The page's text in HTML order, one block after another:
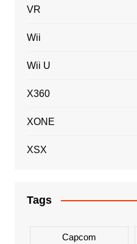
VR
Wii
Wii U
X360
XONE
XSX
Tags
Capcom